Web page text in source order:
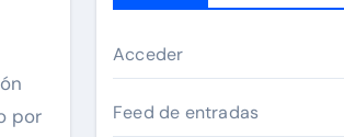
por
Acceder
Feed de entradas